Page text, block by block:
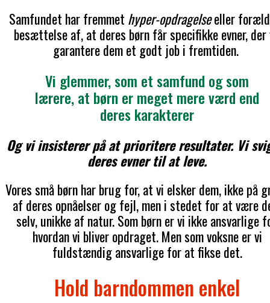
Samfundet har fremmet hyper-opdragelseeller
besættelse af, at deres børn får specifikke evner,
garantere dem et godt job i fremtiden.
Vi glemmer, som et samfund og som
lærere, at børn er meget mere værd end
deres karakterer
Og vi insisterer på at prioritere resultater. Vi
deres evner til at leve.
Vores små børn har brug for, at vi elsker dem, ikke på
af deres opnåelser og fejl, men i stedet for at være
selv, unikke af natur. Som børn er vi ikke ansvarlige
hvordan vi bliver opdraget. Men som voksne er vi
fuldstændig ansvarlige for at fikse det.
Hold barndommen enkel